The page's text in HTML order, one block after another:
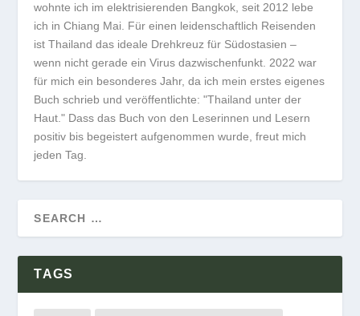
wohnte ich im elektrisierenden Bangkok, seit 2012 lebe
ich in Chiang Mai. Für einen leidenschaftlich Reisenden
ist Thailand das ideale Drehkreuz für Südostasien –
wenn nicht gerade ein Virus dazwischenfunkt. 2022 war
für mich ein besonderes Jahr, da ich mein erstes eigenes
Buch schrieb und veröffentlichte: "Thailand unter der
Haut." Dass das Buch von den Leserinnen und Lesern
positiv bis begeistert aufgenommen wurde, freut mich
jeden Tag.
TAGS